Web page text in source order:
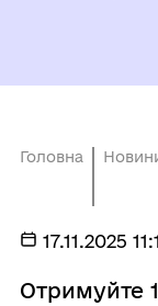
Головна
17.11.2025
Отримуйте